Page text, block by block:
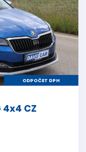
ODPOČET DPH
4x4 CZ